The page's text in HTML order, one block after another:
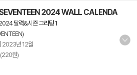
2024 WALL CALENDA
달력&시즌 그리팅 1
2023년 12월
원)